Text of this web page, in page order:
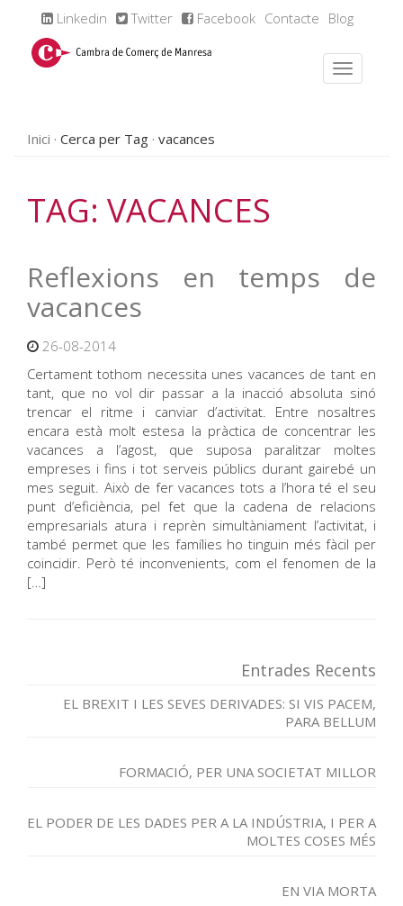
Linkedin Twitter Facebook Contacte Blog
Inici Cerca per Tag vacances
TAG: VACANCES
Reflexions en temps de
vacances
26-08-2014
Certament tothom necessita unes vacances de tant en
tant, que no vol dir passar a la inacció absoluta sinó
trencar el ritme i canviar d’activitat. Entre nosaltres
encara està molt estesa la pràctica de concentrar les
vacances a l’agost, que suposa paralitzar moltes
empreses i fins i tot serveis públics durant gairebé un
mes seguit. Això de fer vacances tots a l’hora té el seu
punt d’eficiència, pel fet que la cadena de relacions
empresarials atura i reprèn simultàniament l’activitat, i
també permet que les famílies ho tinguin més fàcil per
coincidir. Però té inconvenients, com el fenomen de la
[…]
Entrades Recents
EL BREXIT I LES SEVES DERIVADES: SI VIS PACEM,
PARA BELLUM
FORMACIÓ, PER UNA SOCIETAT MILLOR
EL PODER DE LES DADES PER A LA INDÚSTRIA, I PER A
MOLTES COSES MÉS
EN VIA MORTA